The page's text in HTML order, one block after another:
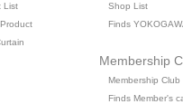
List
Shop List
Finds
Membership
Membership Club
Finds Member's